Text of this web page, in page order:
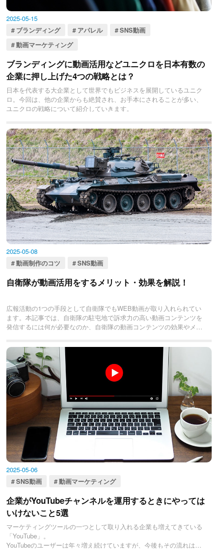
2025-05-15
ブランディング
アパレル
SNS動画
動画マーケティング
ブランディングに動画活用などユニクロを日本有数の
企業に押し上げた4つの戦略とは？
日本を代表する大企業として世界でもビジネスを展開しているユニク
ロ。今回は、他の企業からも絶賛され、お手本にされることが多い、
ユニクロの戦略について紹介していきます。
2025-05-08
動画制作のコツ
SNS動画
自衛隊が動画活用をするメリット・効果を解説！
広報活動の1つの手段として自衛隊でもWEB動画が取り入れられてい
ます。本記事では、自衛隊の駐屯地で訴求力の高い動画コンテンツを
発信するには何が必要なのか、自衛隊の動画コンテンツの効果やメリ
2025-05-06
SNS動画
動画マーケティング
企業がYouTubeチャンネルを運用するときにやっては
いけないこと5選
マーケティングツールの一つとして取り入れる企業も増えてきている
「YouTube」。
YouTubeのユーザーは年々増え続けていますが、今後もその流れは加